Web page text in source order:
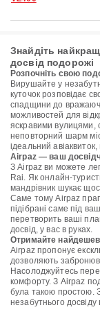
Знайдіть
досвід подорожі
Розпочніть свою
Вирушайте у
куточок розповідає
спадщини до
можливостей для
яскравими вулицями,
неповторний шарм
ідеальний
Airpaz — ваш
З Airpaz ви можете
Rai. Як онлайн-
мандрівник шукає
Саме тому Airpaz
підібрані саме під
перетворить ваші
досвід, у вас в руках.
Отримайте
Airpaz пропонує
дозволяють
Насолоджуйтесь
комфорту. З Airpaz
була такою простою.
незабутнього